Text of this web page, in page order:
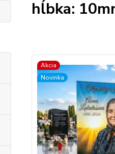
hĺbka:
Akcia
Novinka